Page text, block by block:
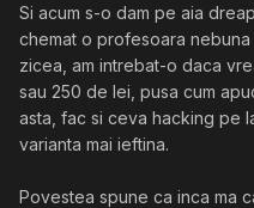
Si acum s-o dam pe aia
chemat o profesoara
zicea, am intrebat-o daca
sau 250 de lei, pusa cum
asta, fac si ceva hacking pe
varianta mai ieftina.
Povestea spune ca inca ma